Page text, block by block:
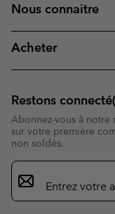
Nous connaitre
Acheter
Restons
Abonnez-vous à notre
sur votre première
non soldés.
Inscription
par
e-